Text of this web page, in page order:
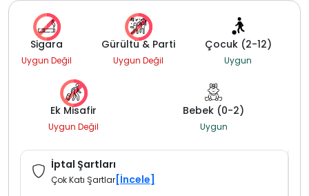
Sigara
Uygun Değil
Gürültü & Parti
Uygun Değil
Çocuk (2-12)
Uygun
Ek Misafir
Uygun Değil
Bebek (0-2)
Uygun
İptal Şartları
Çok Katı Şartlar [İncele]